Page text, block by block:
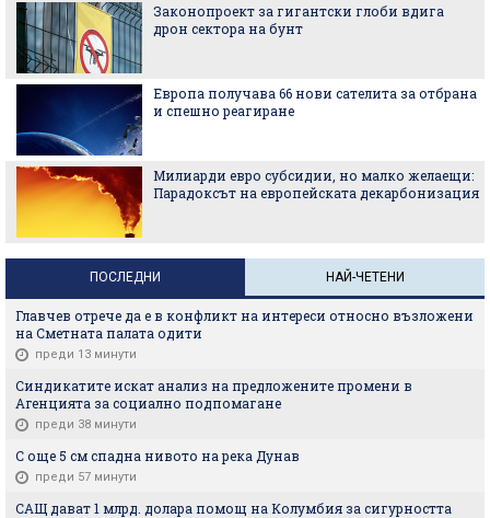
Законопроект за гигантски глоби вдига
дрон сектора на бунт
Европа получава 66 нови сателита за отбрана
и спешно реагиране
Милиарди евро субсидии, но малко желаещи:
Парадоксът на европейската декарбонизация
ПОСЛЕДНИ НАЙ-ЧЕТЕНИ
Главчев отрече да е в конфликт на интереси относно възложени
на Сметната палата одити
преди 13 минути
Синдикатите искат анализ на предложените промени в
Агенцията за социално подпомагане
преди 38 минути
С още 5 см спадна нивото на река Дунав
преди 57 минути
САЩ дават 1 млрд. долара помощ на Колумбия за сигурността